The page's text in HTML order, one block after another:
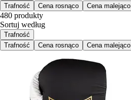
Trafność
Cena rosnąco Cena malejąco
480 produkty
Sortuj według
Trafność
Trafność
Cena rosnąco Cena malejąco